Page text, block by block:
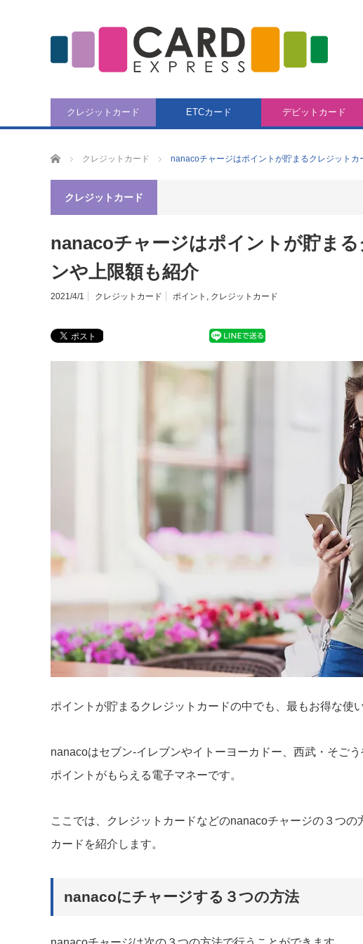
クレジットカード ETCカード デビットカード
CARD EXPRESSクレジットカード nanacoチャージはポイントが貯まるクレジット
クレジットカード
nanacoチャージはポイントが貯ま
ンや上限額も紹介
2021/4/1 クレジットカード ポイント , クレジットカード
ポイントが貯まるクレジットカードの中でも、最もお得な使
nanacoはセブン-イレブンやイトーヨーカドー、西武・そご
ポイントがもらえる電子マネーです。
ここでは、クレジットカードなどのnanacoチャージの３つ
カードを紹介します。
nanacoにチャージする３つの方法